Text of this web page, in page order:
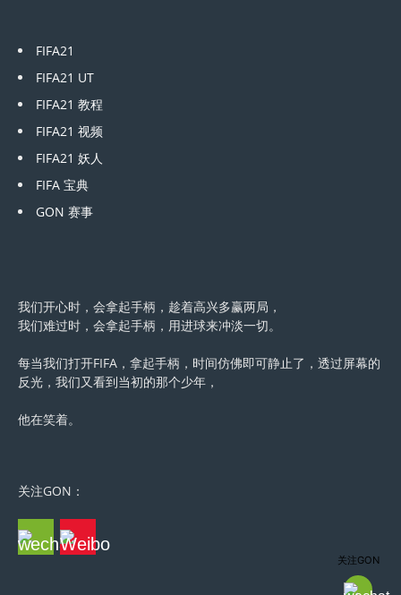
FIFA21
FIFA21 UT
FIFA21 教程
FIFA21 视频
FIFA21 妖人
FIFA 宝典
GON 赛事
我们开心时，会拿起手柄，趁着高兴多赢两局，
我们难过时，会拿起手柄，用进球来冲淡一切。
每当我们打开FIFA，拿起手柄，时间仿佛即可静止了，透过屏幕的
反光，我们又看到当初的那个少年，
他在笑着。
关注GON：
关注GON